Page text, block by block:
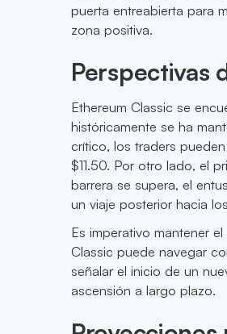
puerta entreabierta para
zona positiva.
Perspectivas
Ethereum Classic se
históricamente se ha
crítico, los traders
$11.50. Por otro lado, el
barrera se supera, el
un viaje posterior hacia
Es imperativo mantener
Classic puede navegar
señalar el inicio de un
ascensión a largo plazo.